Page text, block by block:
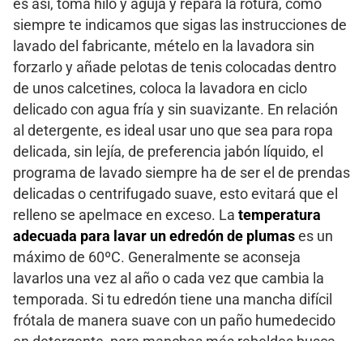
es así, toma hilo y aguja y repara la rotura, como
siempre te indicamos que sigas las instrucciones de
lavado del fabricante, mételo en la lavadora sin
forzarlo y añade pelotas de tenis colocadas dentro
de unos calcetines, coloca la lavadora en ciclo
delicado con agua fría y sin suavizante. En relación
al detergente, es ideal usar uno que sea para ropa
delicada, sin lejía, de preferencia jabón líquido, el
programa de lavado siempre ha de ser el de prendas
delicadas o centrifugado suave, esto evitará que el
relleno se apelmace en exceso. La temperatura
adecuada para lavar un edredón de plumas es un
máximo de 60ºC. Generalmente se aconseja
lavarlos una vez al año o cada vez que cambia la
temporada. Si tu edredón tiene una mancha difícil
frótala de manera suave con un paño humedecido